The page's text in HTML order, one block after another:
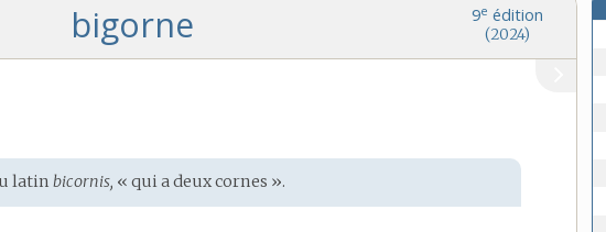
9e édition
(2024)
bigorne
latin bicornis, « qui a deux cornes ».